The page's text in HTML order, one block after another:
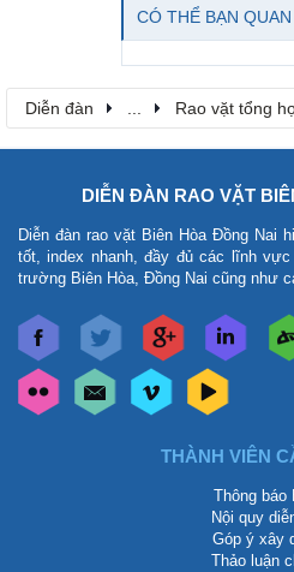
CÓ THỂ BẠN
Diễn đàn Rao vặt tổng
DIỄN ĐÀN RAO VẶT
Diễn đàn rao vặt Biên Hòa Đồng Nai
tốt, index nhanh, đầy đủ các lĩnh vực
trường Biên Hòa, Đồng Nai cũng như
THÀNH VIÊN
Thông báo
Nội quy
Góp ý xây
Thảo luận